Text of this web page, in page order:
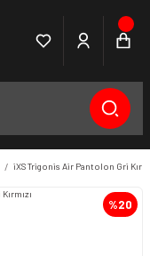
iXS Trigonis Air Pantolon Gri
%20